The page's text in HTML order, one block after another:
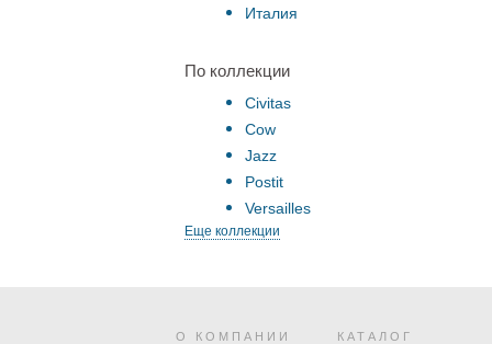
Италия
По коллекции
Civitas
Cow
Jazz
Postit
Versailles
Еще коллекции
О КОМПАНИИ КАТАЛОГ